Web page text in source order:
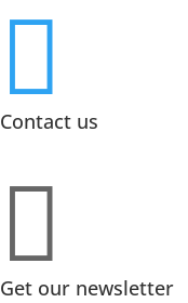

Contact us

Get our newsletter